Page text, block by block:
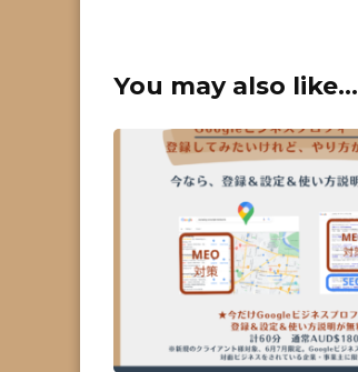
You may also like...